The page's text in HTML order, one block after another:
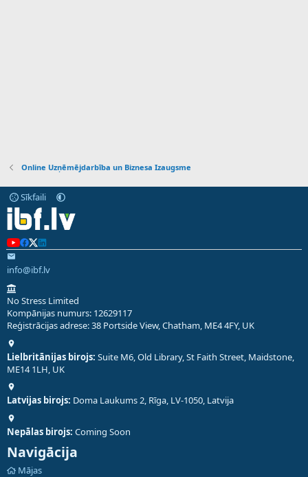
Online Uzņēmējdarbība un Biznesa Izaugsme
Sīkfaili
info@ibf.lv
No Stress Limited
Kompānijas numurs: 12629117
Reģistrācijas adrese: 38 Portside View, Chatham, ME4 4FY, UK
Lielbritānijas birojs: Suite M6, Old Library, St Faith Street, Maidstone,
ME14 1LH, UK
Latvijas birojs: Doma Laukums 2, Rīga, LV-1050, Latvija
Nepālas birojs: Coming Soon
Navigācija
Mājas